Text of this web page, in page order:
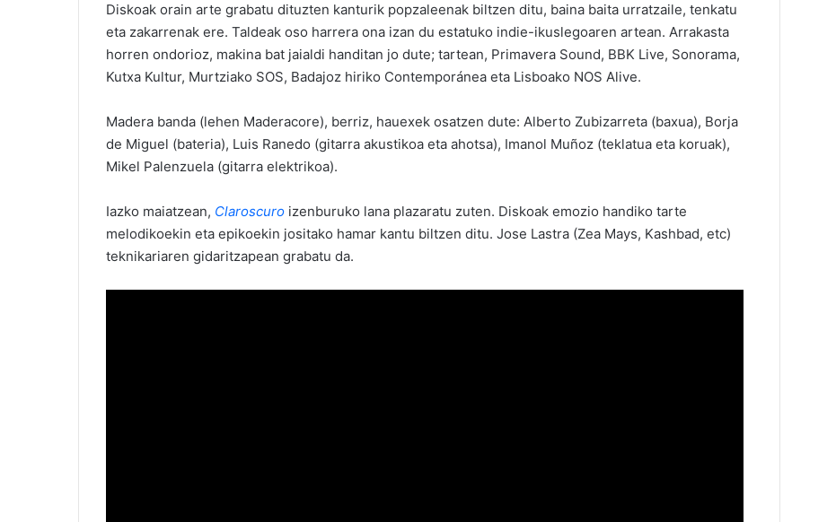
Diskoak orain arte grabatu dituzten kanturik popzaleenak biltzen ditu, baina baita urratzaile, tenkatu
eta zakarrenak ere. Taldeak oso harrera ona izan du estatuko indie-ikuslegoaren artean. Arrakasta
horren ondorioz, makina bat jaialdi handitan jo dute; tartean, Primavera Sound, BBK Live, Sonorama,
Kutxa Kultur, Murtziako SOS, Badajoz hiriko Contemporánea eta Lisboako NOS Alive.
Madera banda (lehen Maderacore), berriz, hauexek osatzen dute: Alberto Zubizarreta (baxua), Borja
de Miguel (bateria), Luis Ranedo (gitarra akustikoa eta ahotsa), Imanol Muñoz (teklatua eta koruak),
Mikel Palenzuela (gitarra elektrikoa).
Iazko maiatzean, Claroscuro izenburuko lana plazaratu zuten. Diskoak emozio handiko tarte
melodikoekin eta epikoekin jositako hamar kantu biltzen ditu. Jose Lastra (Zea Mays, Kashbad, etc)
teknikariaren gidaritzapean grabatu da.